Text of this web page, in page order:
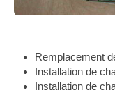
Remplacement
Installation de
Installation de